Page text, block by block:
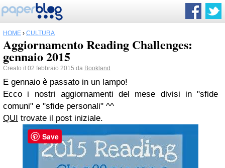
HOME › CULTURA
Aggiornamento Reading Challenges:
gennaio 2015
Creato il 02 febbraio 2015 da Bookland
E gennaio è passato in un lampo!
Ecco i nostri aggiornamenti del mese divisi in "sfide
comuni" e "sfide personali" ^^
QUI trovate il post iniziale.
Save